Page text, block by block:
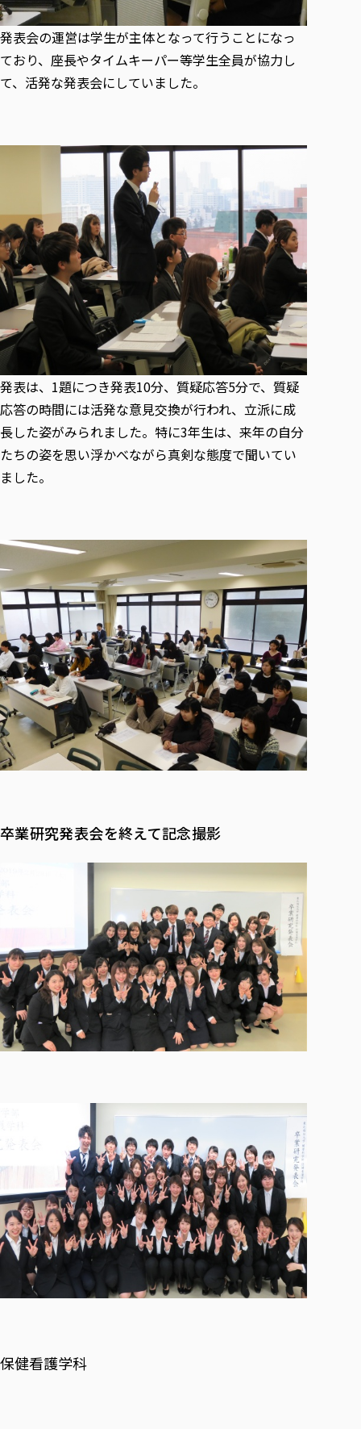
発表会の運営は学生が主体となって行うことになっ
ており、座長やタイムキーパー等学生全員が協力し
て、活発な発表会にしていました。
発表は、1題につき発表10分、質疑応答5分で、質疑
応答の時間には活発な意見交換が行われ、立派に成
長した姿がみられました。特に3年生は、来年の自分
たちの姿を思い浮かべながら真剣な態度で聞いてい
ました。
卒業研究発表会を終えて記念撮影
保健看護学科